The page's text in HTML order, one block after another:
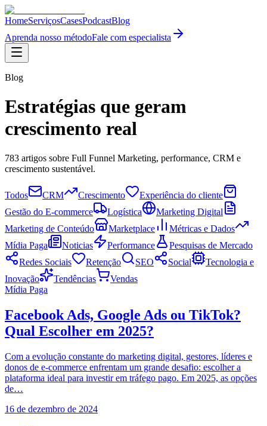
HomeServiçosCasesPodcastBlog
Aprenda nosso métodoFale com especialista
Blog
Estratégias que geram
crescimento real
783 artigos sobre Full Funnel Marketing, performance, CRM e
crescimento sustentável.
Todos CRM Crescimento
Experiência do cliente
Gestão do E-commerce
Logística
Marketing Digital
Marketing de Conteúdo
Marketplace
Métricas e Dados
Mídia Paga
Noticias Performance
Pesquisas de Mercado
Redes Sociais
Retenção SEO Social
Tecnologia e
Inovação
Tendências
Vendas
Mídia Paga
Facebook Ads, Google Ads ou TikTok?
Qual Escolher em 2025?
Com a evolução constante do marketing digital, gestores, líderes e
donos de e-commerce enfrentam um grande desafio: escolher a
plataforma ideal para investir em tráfego pago. Em 2025, as opções
de…
16 de dezembro de 2024